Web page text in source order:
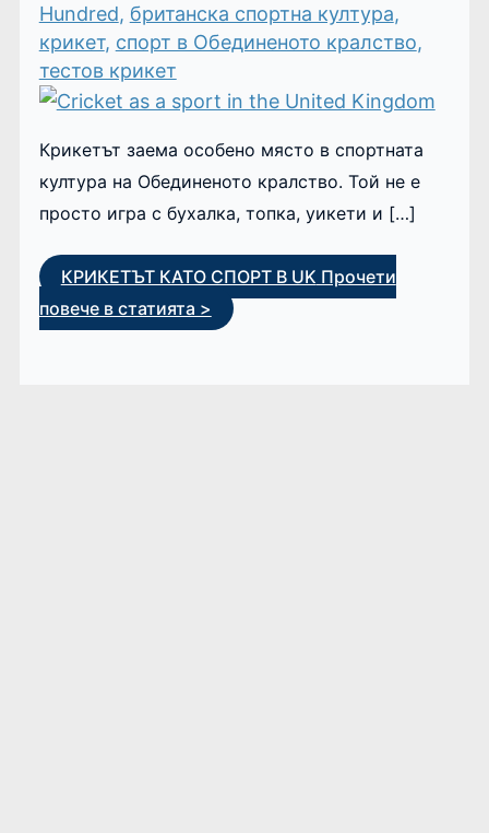
Hundred, британска спортна култура,
крикет, спорт в Обединеното кралство,
тестов крикет
Крикетът заема особено място в спортната
култура на Обединеното кралство. Той не е
просто игра с бухалка, топка, уикети и […]
КРИКЕТЪТ КАТО СПОРТ В UK Прочети
повече в статията >